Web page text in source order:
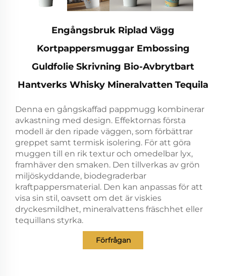
Engångsbruk Riplad Vägg
Kortpappersmuggar Embossing
Guldfolie Skrivning Bio-Avbrytbart
Hantverks Whisky Mineralvatten Tequila
Denna en gångskaffad pappmugg kombinerar
avkastning med design. Effektornas första
modell är den ripade väggen, som förbättrar
greppet samt termisk isolering. För att göra
muggen till en rik textur och omedelbar lyx,
framhäver den smaken. Den tillverkas av grön
miljöskyddande, biodegraderbar
kraftpappersmaterial. Den kan anpassas för att
visa sin stil, oavsett om det är viskies
dryckesmildhet, mineralvattens fräschhet eller
tequillans styrka.
Förfrågan